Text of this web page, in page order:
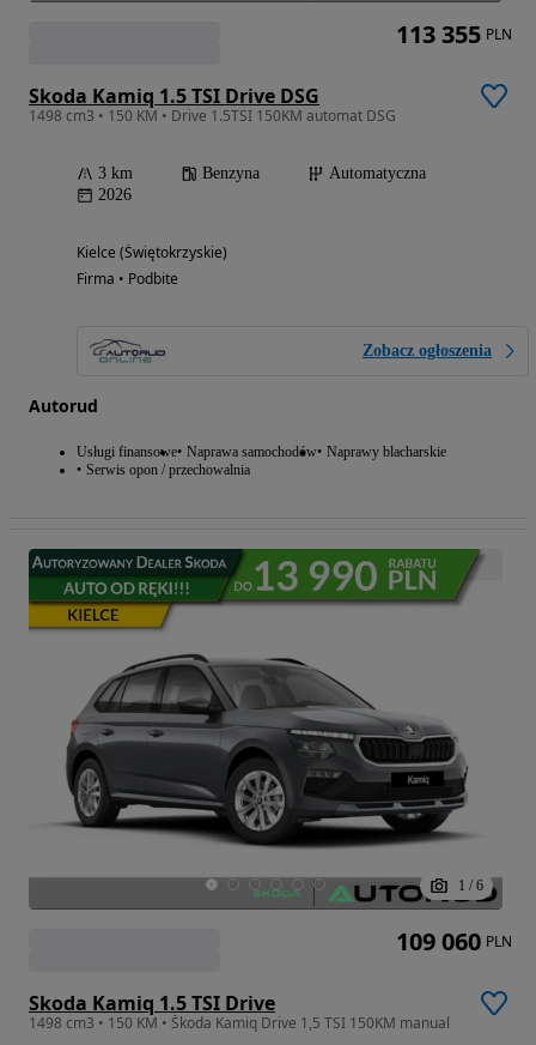
Skoda Kamiq 1.5 TSI Drive DSG
1498 cm3 • 150 KM • Drive 1.5TSI 150KM automat DSG
3 km Benzyna
Automatyczna
2026
Kielce (Świętokrzyskie)
Firma • Podbite
Zobacz ogłoszenia
Autorud
Usługi finansowe Naprawa samochodów Naprawy blacharskie
Serwis opon / przechowalnia
113 355 PLN
1 / 6
Skoda Kamiq 1.5 TSI Drive
1498 cm3 • 150 KM • Škoda Kamiq Drive 1,5 TSI 150KM manual
109 060 PLN